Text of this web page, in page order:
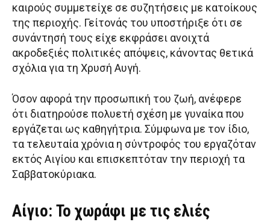
καιρούς συμμετείχε σε συζητήσεις με κατοίκους
της περιοχής. Γείτονάς του υποστήριξε ότι σε
συνάντησή τους είχε εκφράσει ανοιχτά
ακροδεξιές πολιτικές απόψεις, κάνοντας θετικά
σχόλια για τη Χρυσή Αυγή.
Όσον αφορά την προσωπική του ζωή, ανέφερε
ότι διατηρούσε πολυετή σχέση με γυναίκα που
εργάζεται ως καθηγήτρια. Σύμφωνα με τον ίδιο,
τα τελευταία χρόνια η σύντροφός του εργαζόταν
εκτός Αιγίου και επισκεπτόταν την περιοχή τα
Σαββατοκύριακα.
Αίγιο: Το χωράφι με τις ελιές